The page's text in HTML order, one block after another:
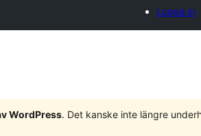
Logga in
WordPress. Det kanske inte längre